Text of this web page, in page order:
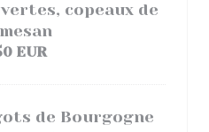
copeaux de
EUR
de Bourgogne